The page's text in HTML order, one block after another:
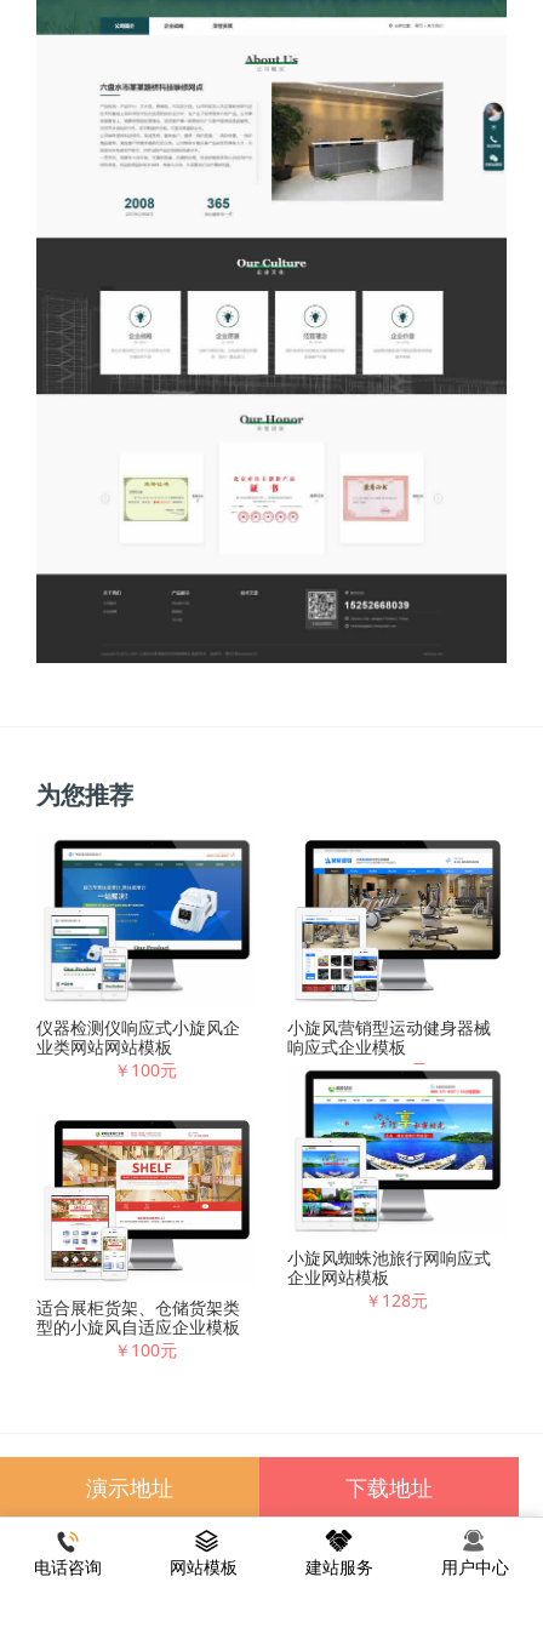
演示地址 下载地址
为您推荐
仪器检测仪响应式小旋风企
业类网站网站模板
￥100元
小旋风营销型运动健身器械
响应式企业模板
￥128元
小旋风蜘蛛池旅行网响应式
企业网站模板
￥128元
适合展柜货架、仓储货架类
型的小旋风自适应企业模板
￥100元
Copyright © 2012-2025 小旋风模板网 版权所有 网站地图
案号：闽ICP备2023018497号
本站提供广告服务，如果需要广告的联系本站管理员QQ：
电话咨询 网站模板 建站服务 用户中心